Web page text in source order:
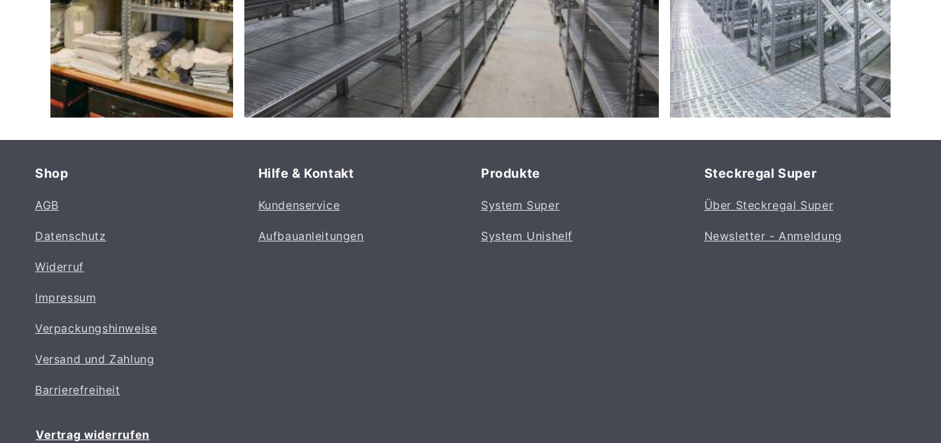
Shop
AGB
Datenschutz
Widerruf
Impressum
Verpackungshinweise
Versand und Zahlung
Barrierefreiheit
Hilfe & Kontakt
Kundenservice
Aufbauanleitungen
Produkte
System Super
System Unishelf
Steckregal Super
Über Steckregal Super
Newsletter - Anmeldung
Vertrag widerrufen